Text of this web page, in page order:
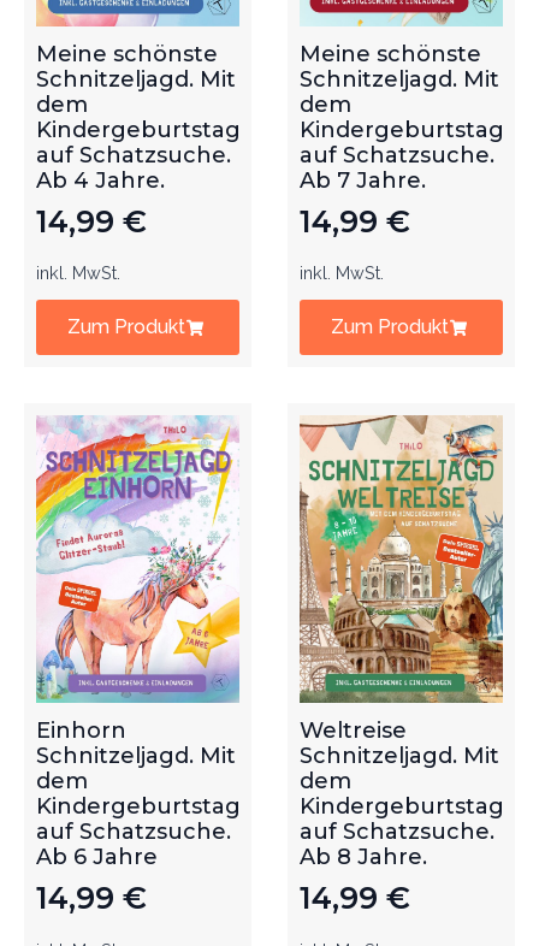
Meine schönste
Schnitzeljagd. Mit
dem
Kindergeburtstag
auf Schatzsuche.
Ab 4 Jahre.
14,99 €
inkl. MwSt.
Zum Produkt
Meine schönste
Schnitzeljagd. Mit
dem
Kindergeburtstag
auf Schatzsuche.
Ab 7 Jahre.
14,99 €
inkl. MwSt.
Zum Produkt
Einhorn
Schnitzeljagd. Mit
dem
Kindergeburtstag
auf Schatzsuche.
Ab 6 Jahre
14,99 €
Weltreise
Schnitzeljagd. Mit
dem
Kindergeburtstag
auf Schatzsuche.
Ab 8 Jahre.
14,99 €